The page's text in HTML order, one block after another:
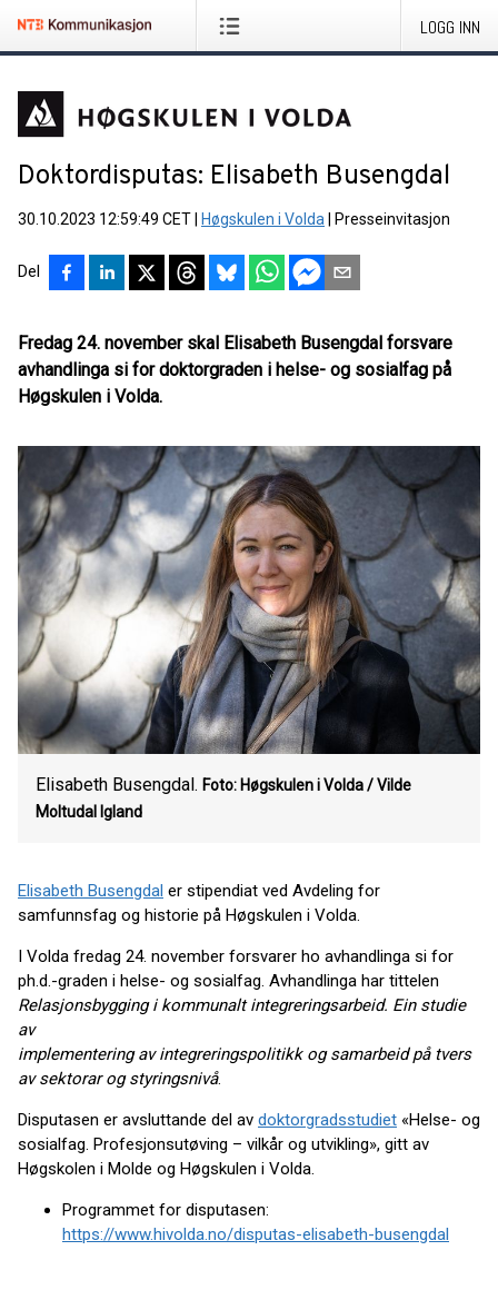
LOGG INN
Doktordisputas: Elisabeth Busengdal
30.10.2023 12:59:49 CET Høgskulen i Volda Presseinvitasjon
Del
Fredag 24. november skal Elisabeth Busengdal forsvare
avhandlinga si for doktorgraden i helse- og sosialfag på
Høgskulen i Volda.
Elisabeth Busengdal. Foto: Høgskulen i Volda / Vilde
Moltudal Igland
Elisabeth Busengdal er stipendiat ved Avdeling for
samfunnsfag og historie på Høgskulen i Volda.
I Volda fredag 24. november forsvarer ho avhandlinga si for
ph.d.-graden i helse- og sosialfag. Avhandlinga har tittelen
Relasjonsbygging i kommunalt integreringsarbeid. Ein studie
av
implementering av integreringspolitikk og samarbeid på tvers
av sektorar og styringsnivå.
Disputasen er avsluttande del av doktorgradsstudiet «Helse- og
sosialfag. Profesjonsutøving – vilkår og utvikling», gitt av
Høgskolen i Molde og Høgskulen i Volda.
Programmet for disputasen:
https://www.hivolda.no/disputas-elisabeth-busengdal